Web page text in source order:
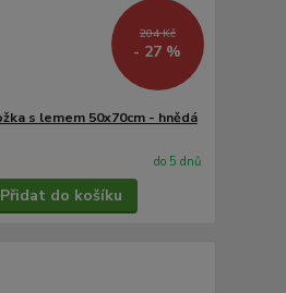
204 Kč
- 27 %
s lemem 50x70cm - hnědá
do 5 dnů
Přidat do košíku